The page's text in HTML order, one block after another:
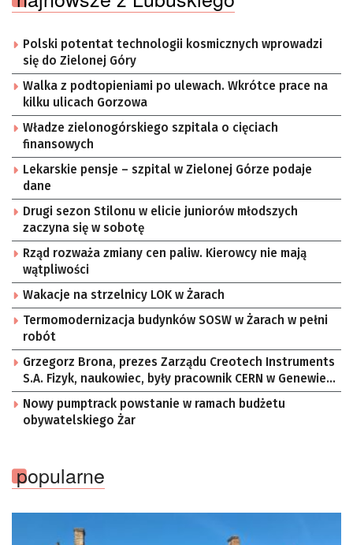
Polski potentat technologii kosmicznych wprowadzi
się do Zielonej Góry
Walka z podtopieniami po ulewach. Wkrótce prace na
kilku ulicach Gorzowa
Władze zielonogórskiego szpitala o cięciach
finansowych
Lekarskie pensje – szpital w Zielonej Górze podaje
dane
Drugi sezon Stilonu w elicie juniorów młodszych
zaczyna się w sobotę
Rząd rozważa zmiany cen paliw. Kierowcy nie mają
wątpliwości
Wakacje na strzelnicy LOK w Żarach
Termomodernizacja budynków SOSW w Żarach w pełni
robót
Grzegorz Brona, prezes Zarządu Creotech Instruments
S.A. Fizyk, naukowiec, były pracownik CERN w Genewie,
przedsiębiorca i nauczyciel akademicki, doktor
habilitowany nauk fizycznych, koordynator Rady
Sektorowej ds. Kompetencji Przemysłu Lotniczo-
Nowy pumptrack powstanie w ramach budżetu
obywatelskiego Żar
popularne